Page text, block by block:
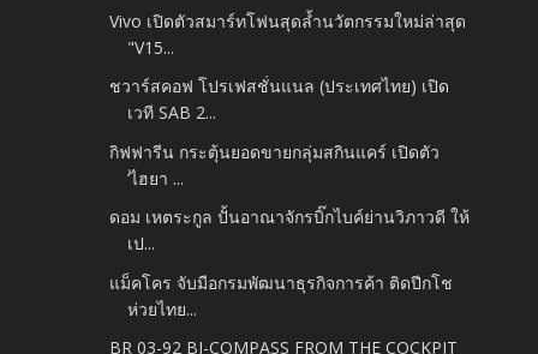
Vivo เปิดตัวสมาร์ทโฟนสุดล้ำนวัตกรรมใหม่ล่าสุด
"V15...
ชวาร์สคอฟ โปรเฟสชั่นแนล (ประเทศไทย) เปิด
เวที SAB 2...
กิฟฟารีน กระตุ้นยอดขายกลุ่มสกินแคร์ เปิดตัว
‘ไฮยา ...
ดอม เหตระกูล ปั้นอาณาจักรบิ๊กไบค์ย่านวิภาวดี ให้
เป...
แม็คโคร จับมือกรมพัฒนาธุรกิจการค้า ติดปีกโช
ห่วยไทย...
BR 03-92 BI-COMPASS FROM THE COCKPIT